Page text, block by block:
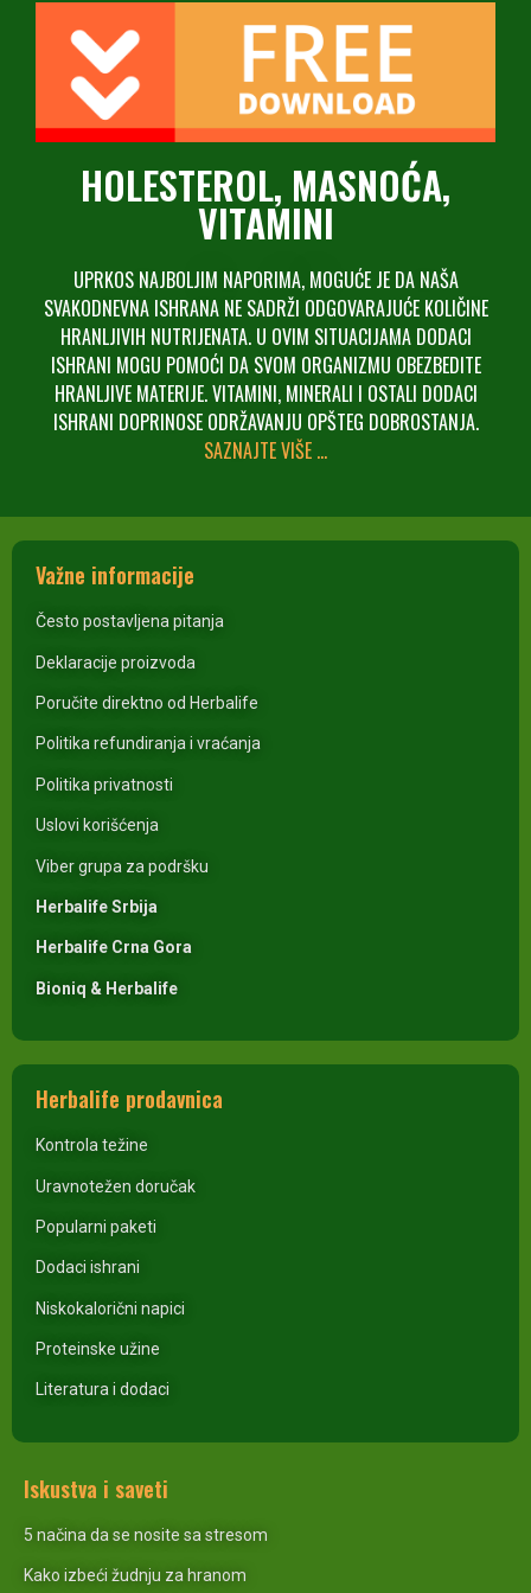
HOLESTEROL, MASNOĆA,
VITAMINI
UPRKOS NAJBOLJIM NAPORIMA, MOGUĆE JE DA NAŠA
SVAKODNEVNA ISHRANA NE SADRŽI ODGOVARAJUĆE KOLIČINE
HRANLJIVIH NUTRIJENATA. U OVIM SITUACIJAMA DODACI
ISHRANI MOGU POMOĆI DA SVOM ORGANIZMU OBEZBEDITE
HRANLJIVE MATERIJE. VITAMINI, MINERALI I OSTALI DODACI
ISHRANI DOPRINOSE ODRŽAVANJU OPŠTEG DOBROSTANJA.
SAZNAJTE VIŠE …
Važne informacije
Često postavljena pitanja
Deklaracije proizvoda
Poručite direktno od Herbalife
Politika refundiranja i vraćanja
Politika privatnosti
Uslovi korišćenja
Viber grupa za podršku
Herbalife Srbija
Herbalife Crna Gora
Bioniq & Herbalife
Herbalife prodavnica
Kontrola težine
Uravnotežen doručak
Popularni paketi
Dodaci ishrani
Niskokalorični napici
Proteinske užine
Literatura i dodaci
Iskustva i saveti
5 načina da se nosite sa stresom
Kako izbeći žudnju za hranom